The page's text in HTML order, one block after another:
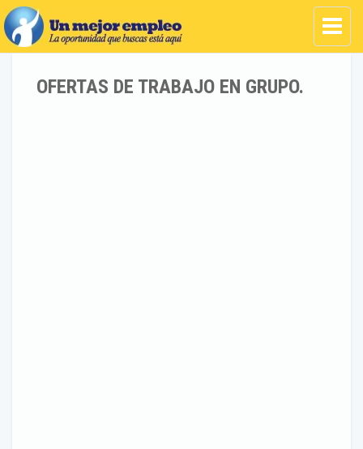
OFERTAS DE TRABAJO EN GRUPO.